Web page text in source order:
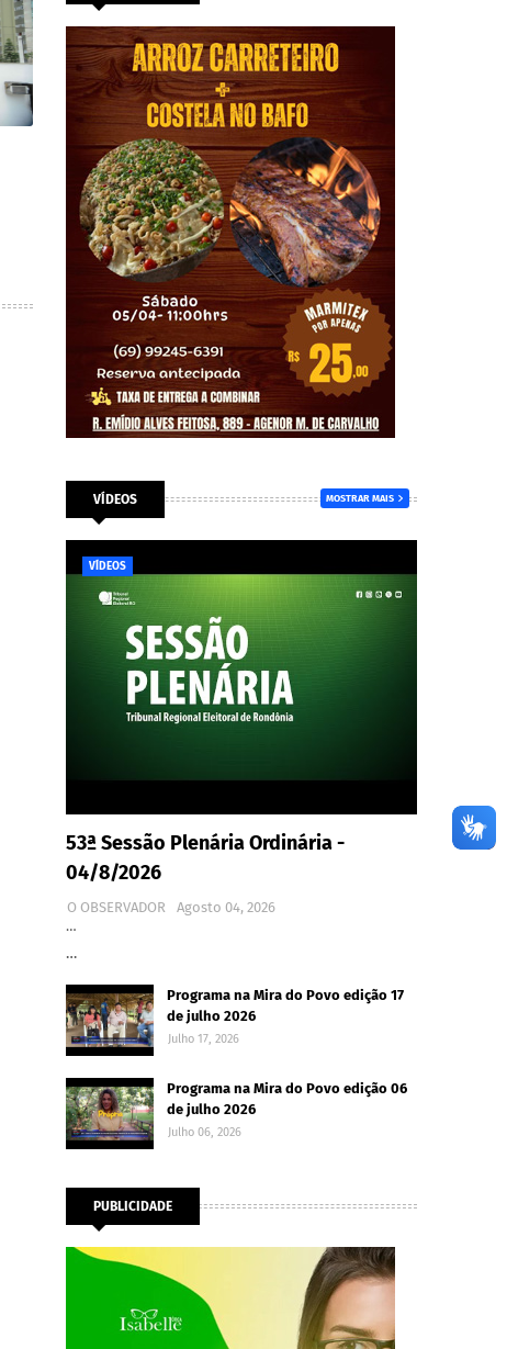
VÍDEOS MOSTRAR MAIS
VÍDEOS
53ª Sessão Plenária Ordinária -
04/8/2026
O OBSERVADOR
Agosto 04, 2026
…
…
Programa na Mira do Povo edição 17
de julho 2026
Julho 17, 2026
Programa na Mira do Povo edição 06
de julho 2026
Julho 06, 2026
PUBLICIDADE